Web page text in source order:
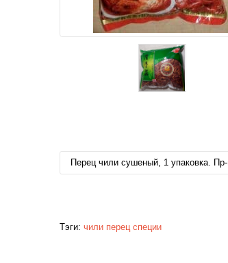
Перец чили сушеный, 1 упаковка.
Тэги: чили перец специи